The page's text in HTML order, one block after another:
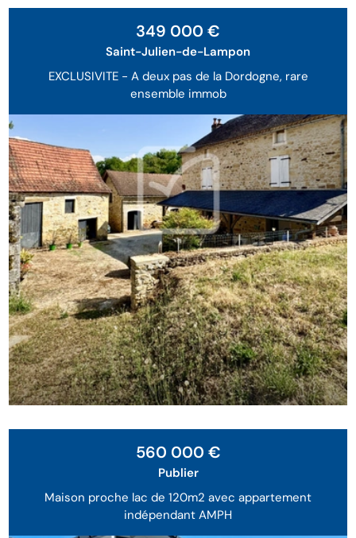
EXCLUSIVITE - A deux pas de la Dordogne, rare
ensemble immob
349 000 €
Saint-Julien-de-Lampon
Maison proche lac de 120m2 avec appartement
indépendant AMPH
560 000 €
Publier